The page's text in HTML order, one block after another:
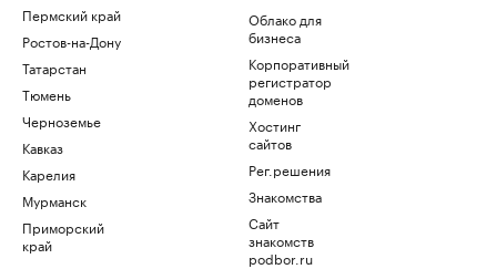
Пермский край
Ростов-на-Дону
Татарстан
Тюмень
Черноземье
Кавказ
Карелия
Мурманск
Приморский
край
Облако для
бизнеса
Корпоративный
регистратор
доменов
Хостинг
сайтов
Рег.решения
Знакомства
Сайт
знакомств
podbor.ru